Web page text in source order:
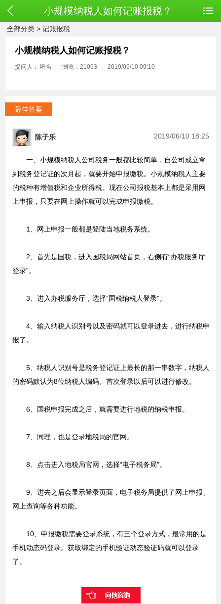
小规模纳税人如何记账报税？
全部分类 > 记账报税
小规模纳税人如何记账报税？
提问人： 匿名 浏览：21063 2019/06/10 09:10
最佳答案
陈子乐 2019/06/10 18:25
一、小规模纳税人公司税务一般都比较简单，自公司成立拿
到税务登记证的次月起，就要开始申报缴税。小规模纳税人主要
的税种有增值税和企业所得税。现在公司报税基本上都是采用网
上申报，只要在网上操作就可以完成申报缴税。
1、网上申报一般都是登陆当地税务系统。
2、首先是国税，进入国税局网站首页，右侧有“办税服务厅
登录”。
3、进入办税服务厅，选择“国税纳税人登录”。
4、输入纳税人识别号以及密码就可以登录进去，进行纳税申
报了。
5、纳税人识别号是税务登记证上最长的那一串数字，纳税人
的密码默认为8位纳税人编码。首次登录以后可以进行修改。
6、国税申报完成之后，就需要进行地税的纳税申报。
7、同理，也是登录地税局的官网。
8、点击进入地税局官网，选择“电子税务局”。
9、进去之后会显示登录页面，电子税务局提供了网上申报、
网上查询等各种功能。
10、申报缴税需要登录系统，有三个登录方式，最常用的是
手机动态码登录。获取绑定的手机验证动态验证码就可以登录
了。